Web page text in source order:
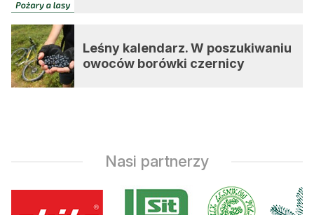
Leśny kalendarz. W poszukiwaniu
owoców borówki czernicy
Nasi partnerzy